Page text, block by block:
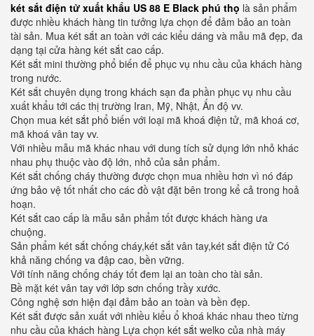
két sắt điện tử xuất khẩu US 88 E Black phú thọ là sản phẩm
được nhiều khách hàng tin tưởng lựa chọn để đảm bảo an toàn
tài sản. Mua két sắt an toàn với các kiểu dáng và mẫu mã đẹp, đa
dạng tại cửa hàng két sắt cao cấp.
Két sắt mini thường phổ biến để phục vụ nhu cầu của khách hàng
trong nước.
Két sắt chuyên dụng trong khách sạn đa phần phục vụ nhu cầu
xuất khẩu tới các thị trường Iran, Mỹ, Nhật, Ấn độ vv.
Chọn mua két sắt phổ biến với loại mã khoá điện tử, mã khoá cơ,
mã khoá vân tay vv.
Với nhiều mẫu mã khác nhau với dung tích sử dụng lớn nhỏ khác
nhau phụ thuộc vào độ lớn, nhỏ của sản phẩm.
Két sắt chống cháy thường được chọn mua nhiều hơn vì nó đáp
ứng bảo vệ tốt nhất cho các đồ vật đặt bên trong kể cả trong hoả
hoạn.
Két sắt cao cấp là mẫu sản phẩm tốt được khách hàng ưa
chuộng.
Sản phẩm két sắt chống cháy,két sắt vân tay,két sắt điện tử Có
khả năng chống va đập cao, bền vững.
Với tính năng chống cháy tốt đem lại an toàn cho tài sản.
Bề mặt két vân tay với lớp sơn chống trầy xước.
Công nghệ sơn hiện đại đảm bảo an toàn và bền đẹp.
Két sắt được sản xuất với nhiều kiểu ổ khoá khác nhau theo từng
nhu cầu của khách hàng Lựa chọn két sắt welko của nhà máy